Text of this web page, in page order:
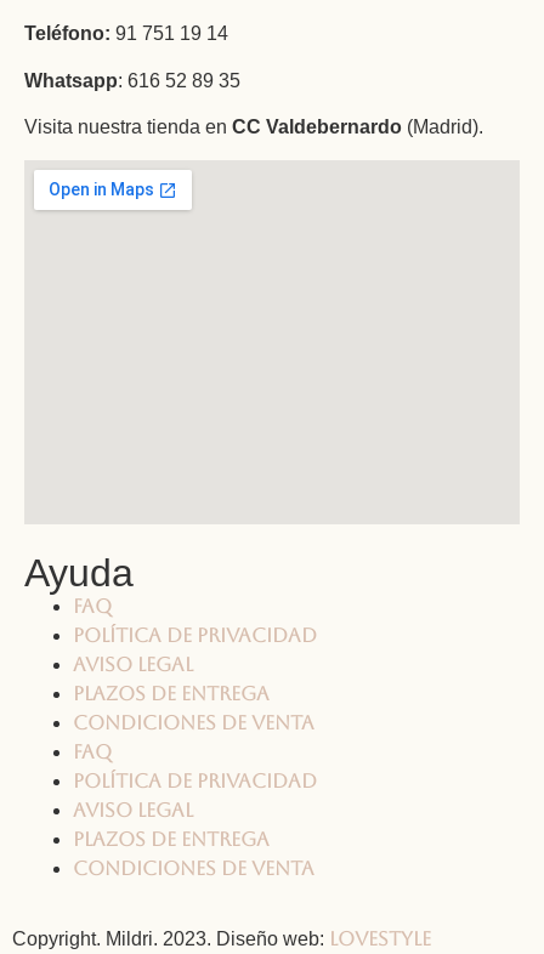
Teléfono: 91 751 19 14
Whatsapp: 616 52 89 35
Visita nuestra tienda en CC Valdebernardo (Madrid).
Ayuda
FAQ
Política de privacidad
Aviso legal
Plazos de entrega
Condiciones de venta
FAQ
Política de privacidad
Aviso legal
Plazos de entrega
Condiciones de venta
Copyright. Mildri. 2023. Diseño web: Lovestyle